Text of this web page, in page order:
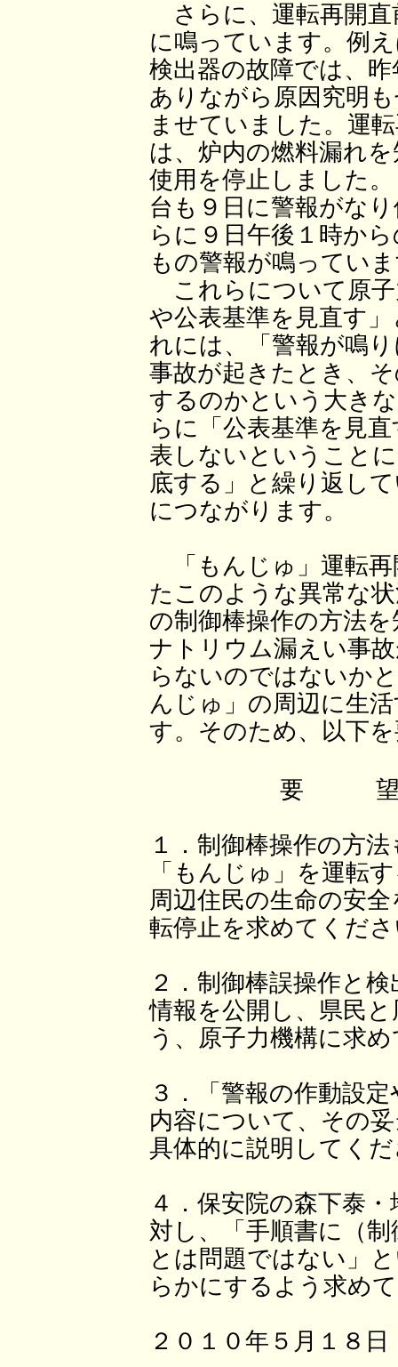
さらに、運転再開直
に鳴っています。例
検出器の故障では、
ありながら原因究明
ませていました。運
は、炉内の燃料漏れ
使用を停止しました
台も９日に警報がな
らに９日午後１時か
もの警報が鳴ってい
これらについて原子
や公表基準を見直す
れには、「警報が鳴
事故が起きたとき、
するのかという大き
らに「公表基準を見
表しないということ
底する」と繰り返し
につながります。
「もんじゅ」運転再
たこのような異常な
の制御棒操作の方法
ナトリウム漏えい事
らないのではないか
んじゅ」の周辺に生
す。そのため、以下
要
１．制御棒操作の方
「もんじゅ」を運転
周辺住民の生命の安
転停止を求めてくだ
２．制御棒誤操作と
情報を公開し、県民
う、原子力機構に求
３．「警報の作動設
内容について、その
具体的に説明してく
４．保安院の森下泰
対し、「手順書に（
とは問題ではない」
らかにするよう求め
２０１０年５月１８日